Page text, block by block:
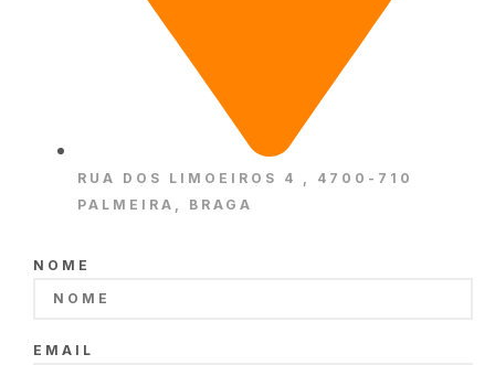
RUA DOS LIMOEIROS 4 , 4700-710
PALMEIRA, BRAGA
NOME
EMAIL